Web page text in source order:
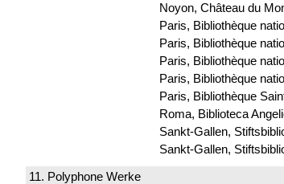
Noyon, Château du
Paris, Bibliothèque
Paris, Bibliothèque
Paris, Bibliothèque
Paris, Bibliothèque
Paris, Bibliothèque
Roma, Biblioteca
Sankt-Gallen,
Sankt-Gallen,
11. Polyphone Werke